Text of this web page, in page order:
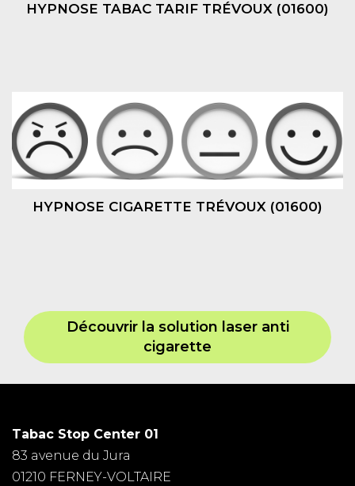
HYPNOSE TABAC TARIF TRÉVOUX (01600)
HYPNOSE CIGARETTE TRÉVOUX (01600)
Découvrir la solution laser anti
cigarette
Tabac Stop Center 01
83 avenue du Jura
01210 FERNEY-VOLTAIRE